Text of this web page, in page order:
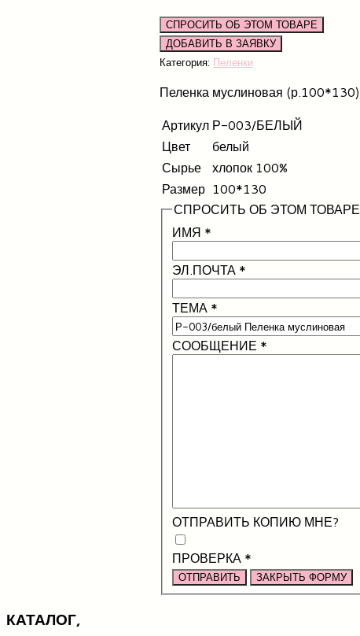
СПРОСИТЬ ОБ ЭТОМ ТОВАРЕ
Категория: Пеленки
Пеленка муслиновая (р.100*130)
Артикул Р-003/БЕЛЫЙ
Цвет
белый
Сырье
хлопок 100%
Размер 100*130
СПРОСИТЬ ОБ ЭТОМ ТОВАРЕ
ИМЯ *
ЭЛ.ПОЧТА *
ТЕМА *
СООБЩЕНИЕ *
ОТПРАВИТЬ КОПИЮ МНЕ?
ПРОВЕРКА *
ОТПРАВИТЬ ЗАКРЫТЬ ФОРМУ
КАТАЛОГ,